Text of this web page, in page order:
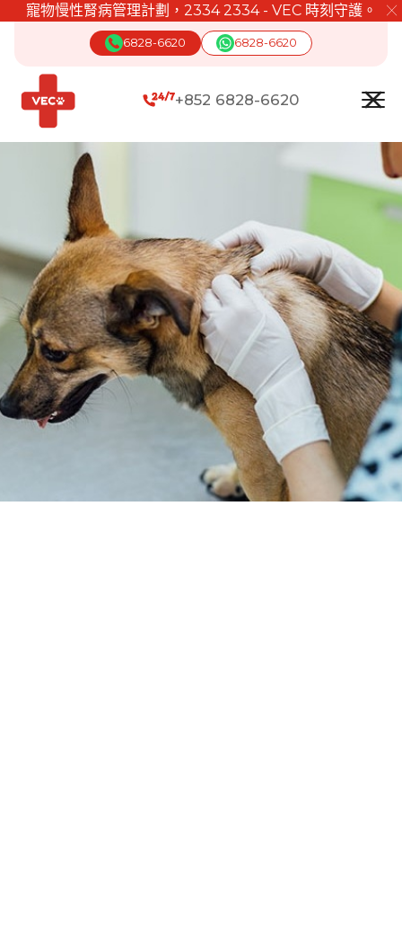
寵物慢性腎病管理計劃，2334 2334 - VEC 時刻守護。 ╳
6828-6620 6828-6620
+852 6828-6620